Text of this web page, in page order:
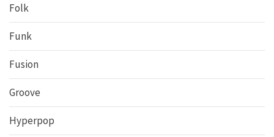
Folk
Funk
Fusion
Groove
Hyperpop